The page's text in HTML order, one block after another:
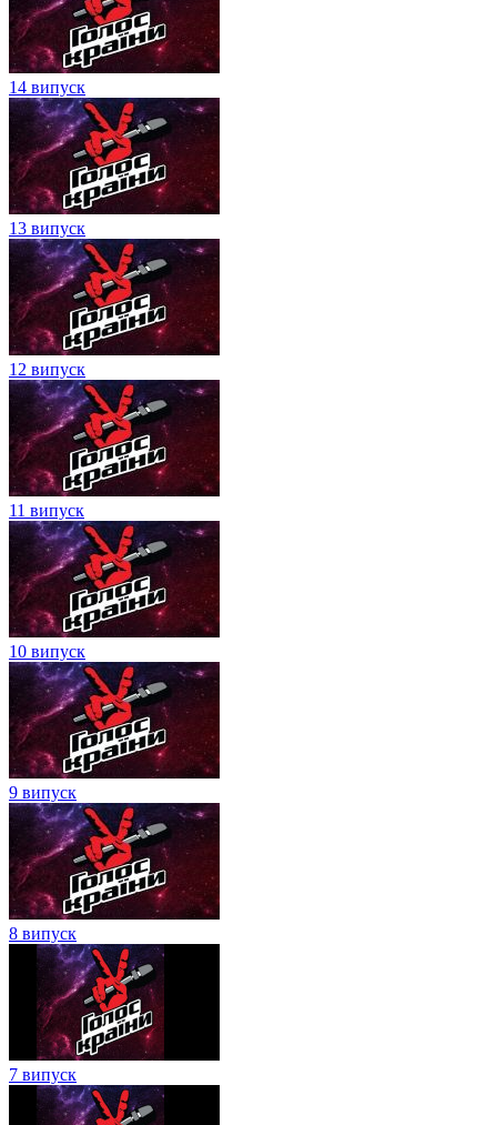
14 випуск
13 випуск
12 випуск
11 випуск
10 випуск
9 випуск
8 випуск
7 випуск